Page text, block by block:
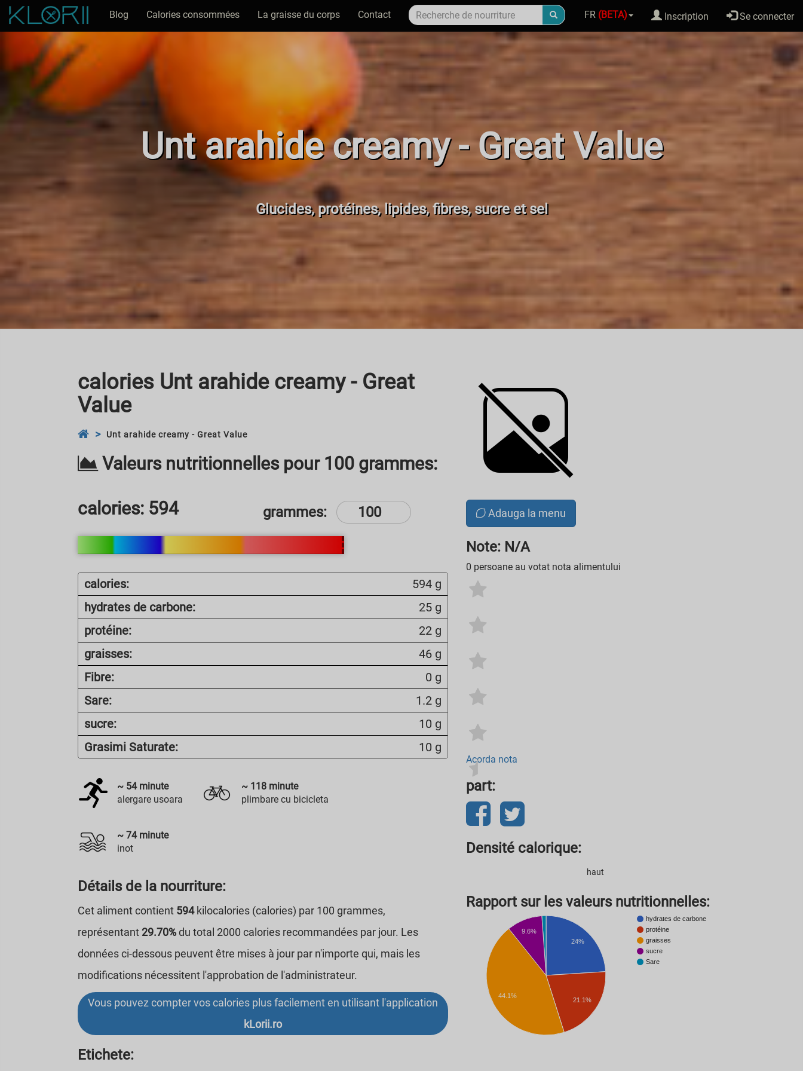
Blog Calories consommées La graisse du corps Contact FR (BETA) Inscription Se connecter
Unt arahide creamy - Great Value
Glucides, protéines, lipides, fibres, sucre et sel
calories Unt arahide creamy - Great
Value
Unt arahide creamy - Great Value
Valeurs nutritionnelles pour 100 grammes:
calories: 594 grammes:
calories:
594 g
hydrates de carbone:
25 g
protéine:
22 g
graisses:
46 g
Fibre:
0 g
Sare:
1.2 g
sucre:
10 g
Grasimi Saturate:
10 g
~ 54minute
alergare usoara
~ 118 minute
plimbare cu bicicleta
~74minute
inot
Détails de la nourriture:
Cet aliment contient 594kilocalories (calories) par 100 grammes,
représentant29.70%du total 2000 calories recommandées par jour. Les
données ci-dessous peuvent être mises à jour par n'importe qui, mais les
modifications nécessitent l'approbation de l'administrateur.
Vous pouvez compter vos calories plus facilement en utilisant l'application
kLorii.ro
Etichete:
Adauga la menu
Note: N/A
0 persoane au votat nota alimentului
Acorda nota
part:
Densité calorique:
haut
Rapport sur les valeurs nutritionnelles:
hydrates de carbone
protéine
graisses
sucre
Sare
24%
21.1%
9.6%
44.1%